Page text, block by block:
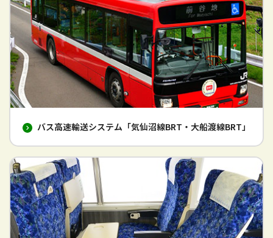
バス高速輸送システム「気仙沼線BRT・大船渡線BRT」